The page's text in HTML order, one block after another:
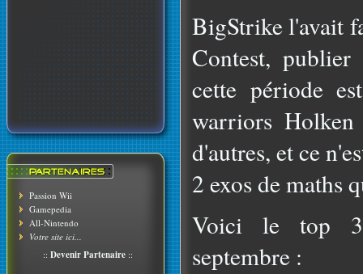
Passion Wii
Gamepedia
All-Nintendo
Votre site ici...
:: Devenir Partenaire ::
BigStrike l'avait
Contest,
cette période
warriors
d'autres, et ce
2 exos de maths
Voici le top
septembre :